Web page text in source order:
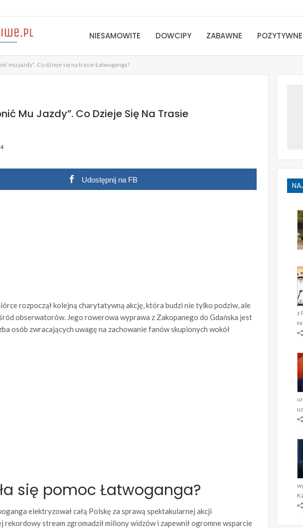
NIESAMOWITE DOWCIPY ZABAWNE POZYTYWNE
mu jazdy”. Co dzieje się na trasie Łatwoganga?
Mu Jazdy”. Co Dzieje Się Na Trasie
4
Udostępnij na FB
rozpoczął kolejną charytatywną akcję, która budzi nie tylko podziw, ale
obserwatorów. Jego rowerowa wyprawa z Zakopanego do Gdańska jest
osób zwracających uwagę na zachowanie fanów skupionych wokół
się pomoc Łatwoganga?
elektryzował całą Polskę za sprawą spektakularnej akcji
stream zgromadził miliony widzów i zapewnił ogromne wsparcie
z
te